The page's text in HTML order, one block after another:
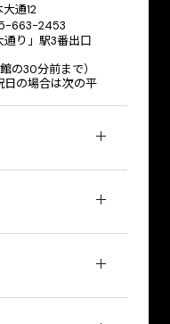
通12
663-2453
り」駅3番出口
の30分前まで）
日の場合は次の平